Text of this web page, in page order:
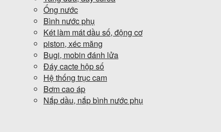
Ống nước
Bình nước phụ
Két làm mát dầu số, động cơ
piston, xéc măng
Bugi, mobin đánh lửa
Đáy cacte hộp số
Hệ thống trục cam
Bơm cao áp
Nắp dầu, nắp bình nước phụ